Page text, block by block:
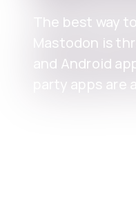
The best way
Mastodon is
and Android
party apps are